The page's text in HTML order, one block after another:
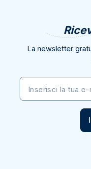
La newsletter
Inserisci la tua e-